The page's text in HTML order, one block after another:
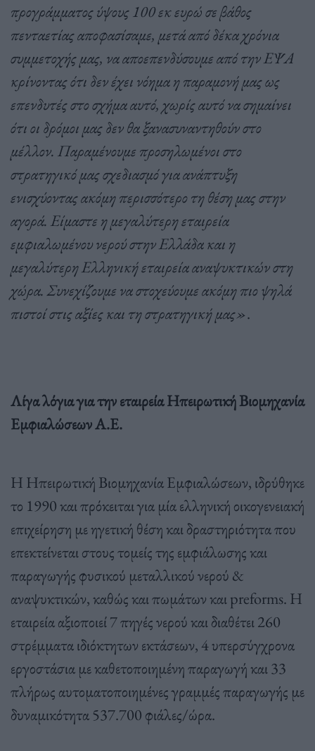
προγράμματος ύψους 100 εκ ευρώ σε βάθος
πενταετίας αποφασίσαμε, μετά από δέκα χρόνια
συμμετοχής μας, να αποεπενδύσουμε από την ΕΨΑ
κρίνοντας ότι δεν έχει νόημα η παραμονή μας ως
επενδυτές στο σχήμα αυτό, χωρίς αυτό να σημαίνει
ότι οι δρόμοι μας δεν θα ξανασυναντηθούν στο
μέλλον. Παραμένουμε προσηλωμένοι στο
στρατηγικό μας σχεδιασμό για ανάπτυξη
ενισχύοντας ακόμη περισσότερο τη θέση μας στην
αγορά. Είμαστε η μεγαλύτερη εταιρεία
εμφιαλωμένου νερού στην Ελλάδα και η
μεγαλύτερη Eλληνική εταιρεία αναψυκτικών στη
χώρα. Συνεχίζουμε να στοχεύουμε ακόμη πιο ψηλά
πιστοί στις αξίες και τη στρατηγική μας».
Λίγα λόγια για την εταιρεία Ηπειρωτική Βιομηχανία
Εμφιαλώσεων Α.Ε.
Η Ηπειρωτική Βιομηχανία Εμφιαλώσεων, ιδρύθηκε
το 1990 και πρόκειται για μία ελληνική οικογενειακή
επιχείρηση με ηγετική θέση και δραστηριότητα που
επεκτείνεται στους τομείς της εμφιάλωσης και
παραγωγής φυσικού μεταλλικού νερού &
αναψυκτικών, καθώς και πωμάτων και preforms. Η
εταιρεία αξιοποιεί 7 πηγές νερού και διαθέτει 260
στρέμματα ιδιόκτητων εκτάσεων, 4 υπερσύγχρονα
εργοστάσια με καθετοποιημένη παραγωγή και 33
πλήρως αυτοματοποιημένες γραμμές παραγωγής με
δυναμικότητα 537.700 φιάλες/ώρα.